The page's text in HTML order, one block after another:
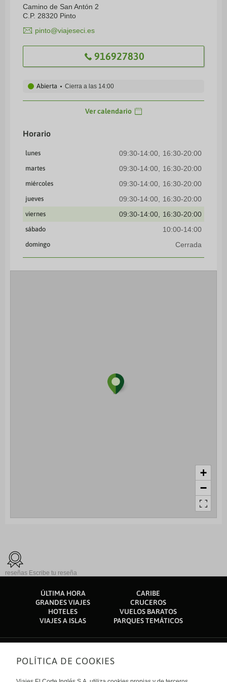
Camino de San Antón 2
C.P. 28320 Pinto
pinto@viajeseci.es
916927830
Abierta Cierra a las 14:00
Horario
lunes 09:30-14:00 16:30-20:00
martes 09:30-14:00 16:30-20:00
miércoles 09:30-14:00 16:30-20:00
jueves 09:30-14:00 16:30-20:00
viernes 09:30-14:00 16:30-20:00
sábado 10:00-14:00
domingo Cerrada
Ver calendario
+
−
reseñas Escribe tu reseña
ÚLTIMA HORA
CARIBE
GRANDES VIAJES
CRUCEROS
HOTELES
VUELOS BARATOS
VIAJES A ISLAS
PARQUES TEMÁTICOS
Sobre nosotros
Quiénes somos
POLÍTICA DE COOKIES